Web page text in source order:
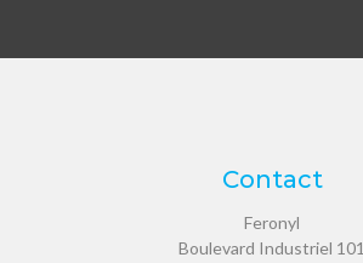
Contact
Feronyl
Boulevard Industriel 101